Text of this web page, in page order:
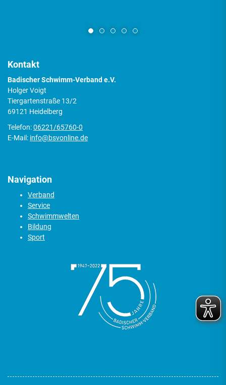
Kontakt
Badischer Schwimm-Verband e.V.
Holger Voigt
Tiergartenstraße 13/2
69121 Heidelberg
Telefon:06221/65760-0
E-Mail: info@bsvonline.de
Navigation
Verband
Service
Schwimmwelten
Bildung
Sport